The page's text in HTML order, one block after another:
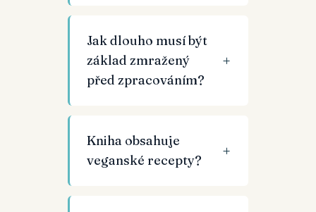
Jak dlouho musí být
základ zmražený
před zpracováním?
Kniha obsahuje
veganské recepty?